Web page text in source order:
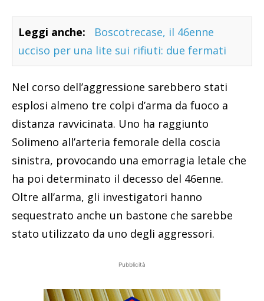
Leggi anche:
Boscotrecase, il 46enne
ucciso per una lite sui rifiuti: due fermati
Nel corso dell’aggressione sarebbero stati
esplosi almeno tre colpi d’arma da fuoco a
distanza ravvicinata. Uno ha raggiunto
Solimeno all’arteria femorale della coscia
sinistra, provocando una emorragia letale che
ha poi determinato il decesso del 46enne.
Oltre all’arma, gli investigatori hanno
sequestrato anche un bastone che sarebbe
stato utilizzato da uno degli aggressori.
Pubblicità